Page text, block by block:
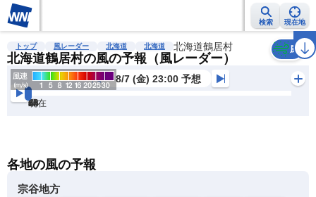
検索 現在地
雨雲レーダー 台風情報 地震情報 警報・注意報 2週間天気 ラ
トップ 風レーダー 北海道 北海道 北海道鶴居村
北海道鶴居村の風の予報（風レーダー）
風
8/7 (金) 23:00 予想
現在
6h
12
24
36
48
60
72
各地の風の予報
宗谷地方